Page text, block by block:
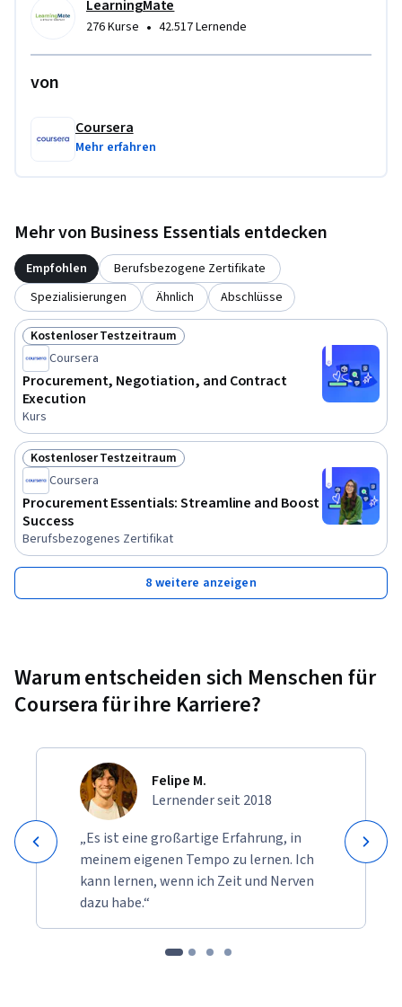
LearningMate
276 Kurse • 42.517 Lernende
von
Coursera
Mehr erfahren
Mehr von Business Essentials entdecken
Empfohlen
Berufsbezogene Zertifikate
Spezialisierungen
Ähnlich Abschlüsse
Status: Kostenloser Testzeitraum
Kostenloser Testzeitraum
Coursera
Procurement, Negotiation, and Contract
Execution
Kurs
Status: Kostenloser Testzeitraum
Kostenloser Testzeitraum
Coursera
Procurement Essentials: Streamline and Boost
Success
Berufsbezogenes Zertifikat
8 weitere anzeigen
Warum entscheiden sich Menschen für
Coursera für ihre Karriere?
Felipe M.
Lernender seit 2018
„Es ist eine großartige Erfahrung, in
meinem eigenen Tempo zu lernen. Ich
kann lernen, wenn ich Zeit und Nerven
dazu habe.“